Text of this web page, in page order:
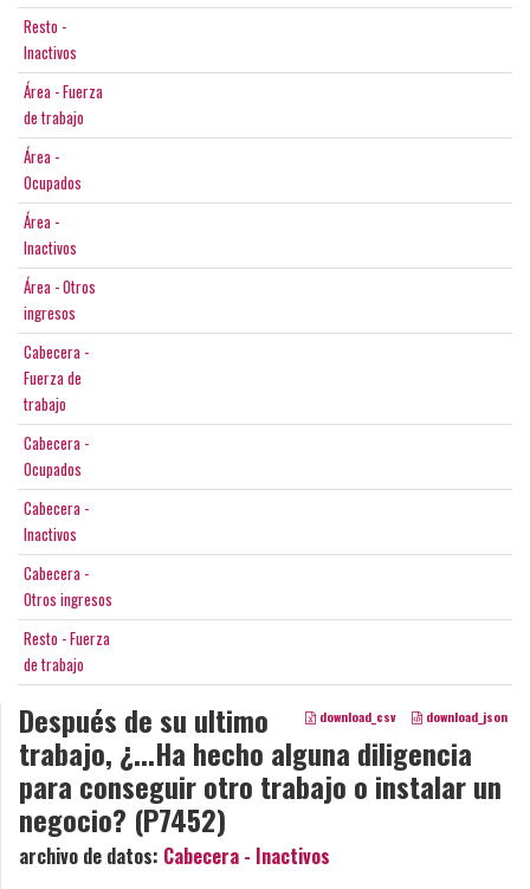
Resto -
Inactivos
Área - Fuerza
de trabajo
Área -
Ocupados
Área -
Inactivos
Área - Otros
ingresos
Cabecera -
Fuerza de
trabajo
Cabecera -
Ocupados
Cabecera -
Inactivos
Cabecera -
Otros ingresos
Resto - Fuerza
de trabajo
download_csv download_json
Después de su ultimo
trabajo, ¿...Ha hecho alguna diligencia
para conseguir otro trabajo o instalar un
negocio? (P7452)
archivo de datos: Cabecera - Inactivos